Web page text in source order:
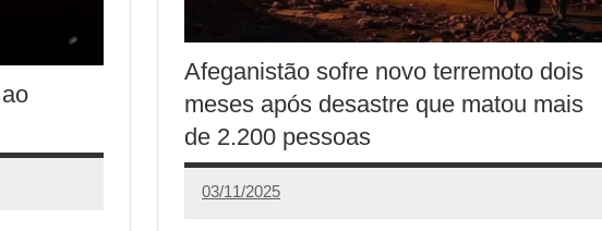
Afeganistão sofre novo terremoto dois
meses após desastre que matou mais
de 2.200 pessoas
03/11/2025
Calango
100